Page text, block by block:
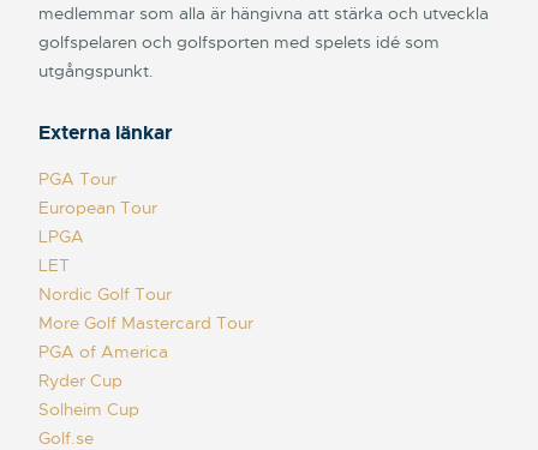
medlemmar som alla är hängivna att stärka och utveckla
golfspelaren och golfsporten med spelets idé som
utgångspunkt.
Externa länkar
PGA Tour
European Tour
LPGA
LET
Nordic Golf Tour
More Golf Mastercard Tour
PGA of America
Ryder Cup
Solheim Cup
Golf.se